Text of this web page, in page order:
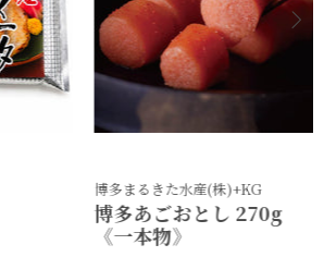
博多まるきた水産(株)+KG
博多あ​​ごおとし 270g
《一本物》